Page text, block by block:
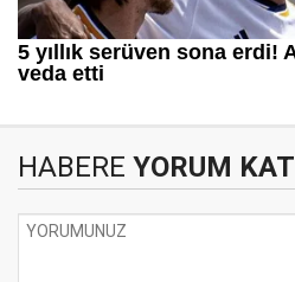
HABERE YORUM KAT